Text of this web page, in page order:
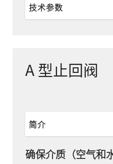
技术参数
A 型止回阀
简介
确保介质（空气和